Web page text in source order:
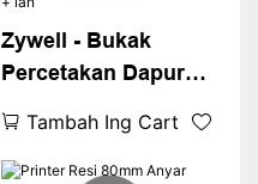
Zywell - Bukak
Percetakan Dapur
King ZY905 3inch
Panrima Panas
Tambah Ing Cart